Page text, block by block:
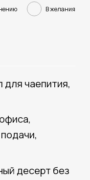
В желания
чаепития,
десерт без